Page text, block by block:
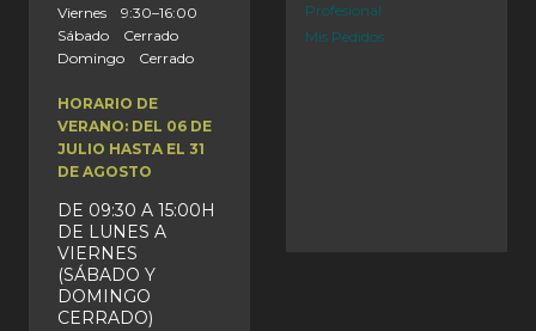
Viernes 9:30–16:00
Sábado Cerrado
Domingo Cerrado
HORARIO DE
VERANO: DEL 06 DE
JULIO HASTA EL 31
DE AGOSTO
DE 09:30 A 15:00H
DE LUNES A
VIERNES
(SÁBADO Y
DOMINGO
CERRADO)
Profesional
Mis Pedidos